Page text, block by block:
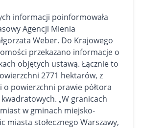
informacji poinformowała
Agencji Mienia
Weber. Do Krajowego
przekazano informacje o
objętych ustawą. Łącznie to
2771 hektarów, z
o powierzchni prawie półtora
„W granicach
w gminach miejsko-
miasta stołecznego Warszawy,